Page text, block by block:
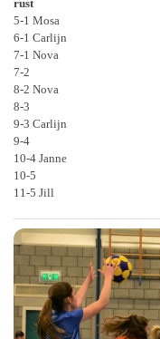
rust
5-1 Mosa
6-1 Carlijn
7-1 Nova
7-2
8-2 Nova
8-3
9-3 Carlijn
9-4
10-4 Janne
10-5
11-5 Jill